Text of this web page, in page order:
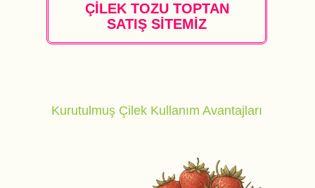
ÇİLEK TOZU TOPTAN
SATIŞ SİTEMİZ
Kurutulmuş Çilek Kullanım Avantajları